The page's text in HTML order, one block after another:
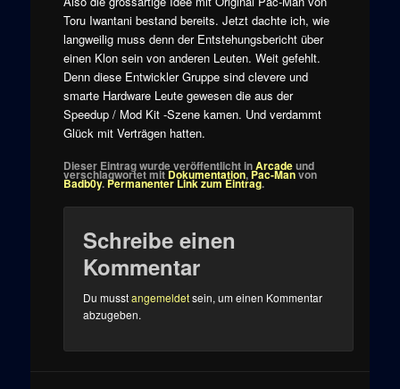
Toru Iwantani bestand bereits. Jetzt dachte ich, wie
langweilig muss denn der Entstehungsbericht über
einen Klon sein von anderen Leuten. Weit gefehlt.
Denn diese Entwickler Gruppe sind clevere und
smarte Hardware Leute gewesen die aus der
Speedup / Mod Kit -Szene kamen. Und verdammt
Glück mit Verträgen hatten.
Dieser Eintrag wurde veröffentlicht inArcadeund
verschlagwortet mitDokumentation,Pac-Manvon
Badb0y.Permanenter Link zum Eintrag.
Schreibe einen
Kommentar
Du musstangemeldetsein, um einen Kommentar
abzugeben.